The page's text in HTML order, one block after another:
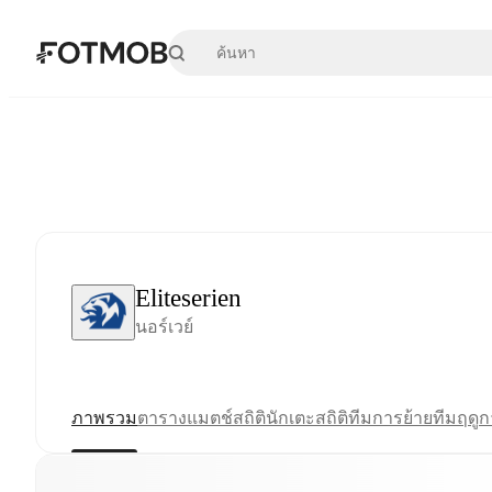
ข้ามไปยังเนื้อหาหลัก
Eliteserien
นอร์เวย์
ภาพรวมตารางแมตช์สถิตินักเตะสถิติทีมการย้ายทีมฤดู